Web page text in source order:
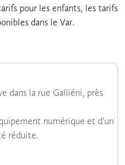
pour les enfants, les tarifs
dans le Var.
dans la rue Galliéni, près
numérique et d'un
réduite.